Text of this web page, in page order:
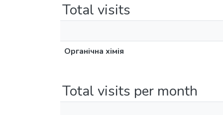
Total visits
Органічна хімія
Total visits per month